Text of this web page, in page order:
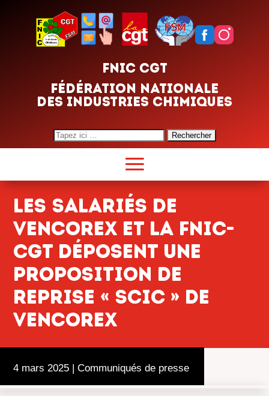
FNIC CGT
FÉDÉRATION NATIONALE
DES INDUSTRIES CHIMIQUES
Search
for:
Les Salariés de
Vencorex et la FNIC-
CGT déposent une
proposition de
reprise « SCIC » de
Vencorex
4 mars 2025 | Communiqués de presse